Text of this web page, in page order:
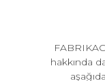
hakkında